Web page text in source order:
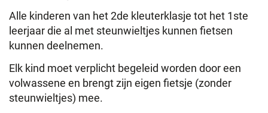
Alle kinderen van het 2de kleuterklasje tot het 1ste
leerjaar die al met steunwieltjes kunnen fietsen
kunnen deelnemen.
Elk kind moet verplicht begeleid worden door een
volwassene en brengt zijn eigen fietsje (zonder
steunwieltjes) mee.